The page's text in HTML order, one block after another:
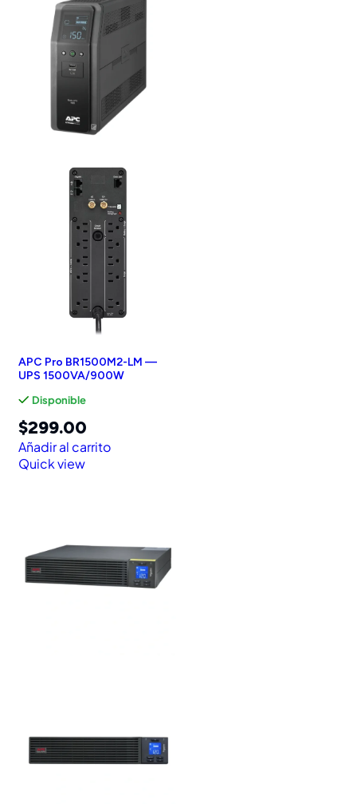
APC Pro BR1500M2-LM —
UPS 1500VA/900W
Disponible
$299.00
Añadir al carrito
Quick view